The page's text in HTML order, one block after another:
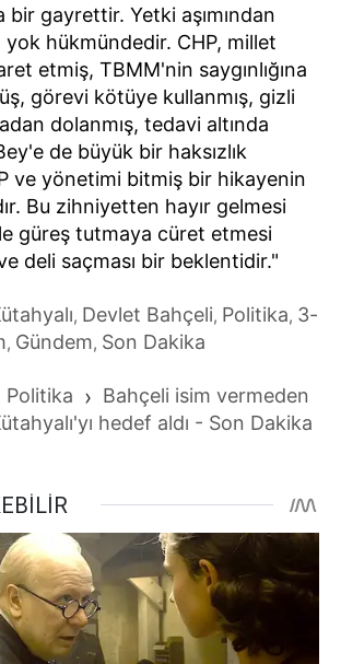
bir gayrettir. Yetki aşımından
yok hükmündedir. CHP, millet
etmiş, TBMM'nin saygınlığına
görevi kötüye kullanmış, gizli
dolanmış, tedavi altında
de büyük bir haksızlık
ve yönetimi bitmiş bir hikayenin
Bu zihniyetten hayır gelmesi
güreş tutmaya cüret etmesi
deli saçması bir beklentidir."
, Devlet Bahçeli, Politika, 3-
, Gündem, Son Dakika
Politika › Bahçeli isim vermeden
hedef aldı - Son Dakika